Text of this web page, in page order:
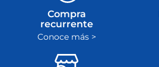
Compra
recurrente
Conoce más >